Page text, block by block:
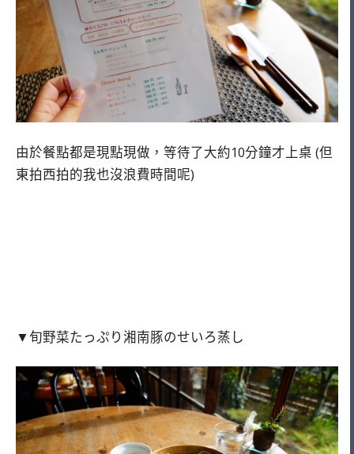
由於餐點都是現點現做，等待了大約10分鐘才上桌 (但
東拍西拍的我也沒浪費時間呢)
▼旬野菜たっぷり湘南豚のせいろ蒸し